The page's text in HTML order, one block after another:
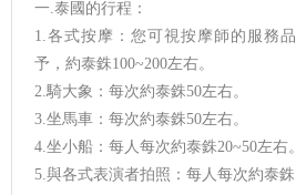
一.泰國的行程：
1.各式按摩：您可視按摩師的服務
予，約泰銖100~200左右。
2.騎大象：每次約泰銖50左右。
3.坐馬車：每次約泰銖50左右。
4.坐小船：每人每次約泰銖20~50左右。
5.與各式表演者拍照：每人每次約泰